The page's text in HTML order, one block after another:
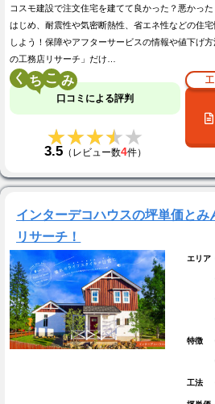
コスモ建設で注文住宅を建てて良かった？悪かっ
はじめ、耐震性や気密断熱性、省エネ性などの住
しよう！保障やアフターサービスの情報や値下げ
の工務店リサーチ」だけ…
く こ
口コミによる評判
★★★★★
★★★★★
3.5（レビュー数4件）
インターデコハウスの坪単価とみ
リサーチ！
エリア
特徴
工法